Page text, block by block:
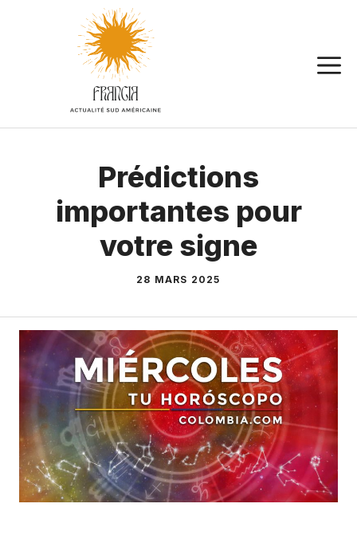
Prédictions
importantes pour
votre signe
28 MARS 2025